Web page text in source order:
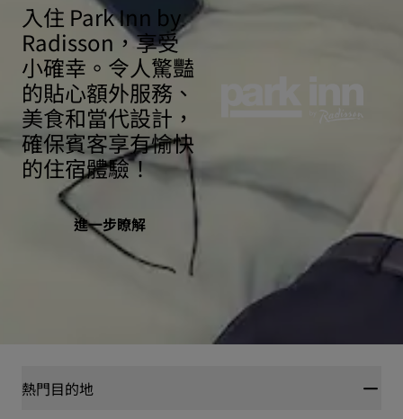
入住 Park Inn by
Radisson，享受
小確幸。令人驚豔
的貼心額外服務、
美食和當代設計，
確保賓客享有愉快
的住宿體驗！
進一步瞭解
熱門目的地